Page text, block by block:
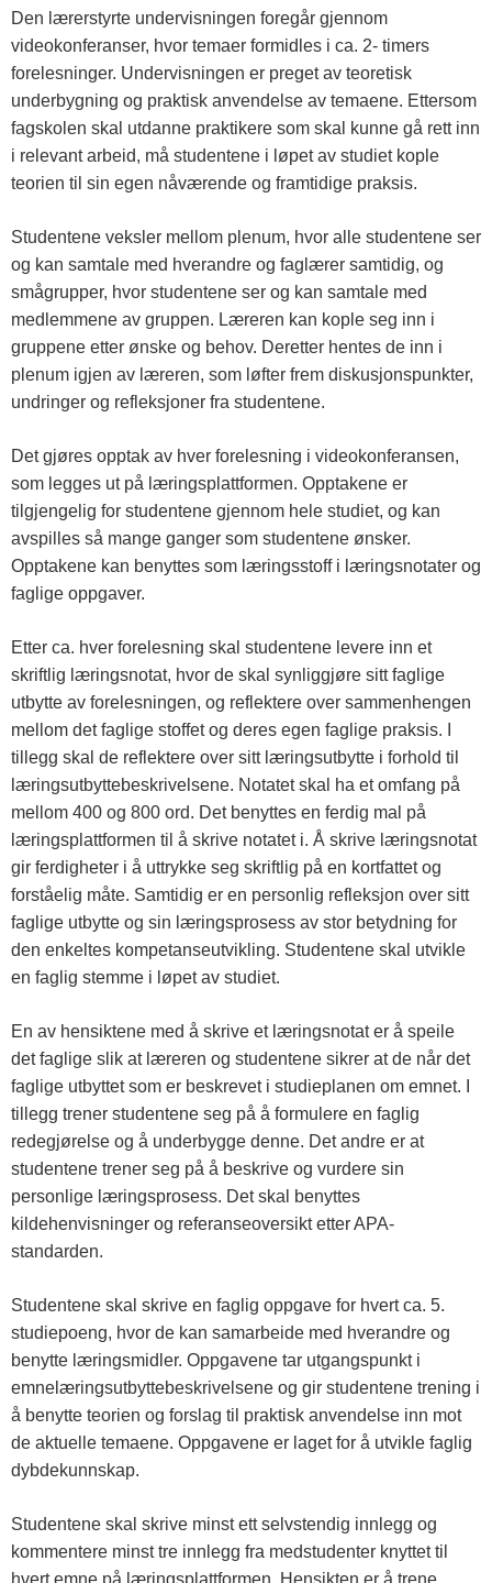
Den lærerstyrte undervisningen foregår gjennom
videokonferanser, hvor temaer formidles i ca. 2- timers
forelesninger. Undervisningen er preget av teoretisk
underbygning og praktisk anvendelse av temaene. Ettersom
fagskolen skal utdanne praktikere som skal kunne gå rett inn
i relevant arbeid, må studentene i løpet av studiet kople
teorien til sin egen nåværende og framtidige praksis.
Studentene veksler mellom plenum, hvor alle studentene ser
og kan samtale med hverandre og faglærer samtidig, og
smågrupper, hvor studentene ser og kan samtale med
medlemmene av gruppen. Læreren kan kople seg inn i
gruppene etter ønske og behov. Deretter hentes de inn i
plenum igjen av læreren, som løfter frem diskusjonspunkter,
undringer og refleksjoner fra studentene.
Det gjøres opptak av hver forelesning i videokonferansen,
som legges ut på læringsplattformen. Opptakene er
tilgjengelig for studentene gjennom hele studiet, og kan
avspilles så mange ganger som studentene ønsker.
Opptakene kan benyttes som læringsstoff i læringsnotater og
faglige oppgaver.
Etter ca. hver forelesning skal studentene levere inn et
skriftlig læringsnotat, hvor de skal synliggjøre sitt faglige
utbytte av forelesningen, og reflektere over sammenhengen
mellom det faglige stoffet og deres egen faglige praksis. I
tillegg skal de reflektere over sitt læringsutbytte i forhold til
læringsutbyttebeskrivelsene. Notatet skal ha et omfang på
mellom 400 og 800 ord. Det benyttes en ferdig mal på
læringsplattformen til å skrive notatet i. Å skrive læringsnotat
gir ferdigheter i å uttrykke seg skriftlig på en kortfattet og
forståelig måte. Samtidig er en personlig refleksjon over sitt
faglige utbytte og sin læringsprosess av stor betydning for
den enkeltes kompetanseutvikling. Studentene skal utvikle
en faglig stemme i løpet av studiet.
En av hensiktene med å skrive et læringsnotat er å speile
det faglige slik at læreren og studentene sikrer at de når det
faglige utbyttet som er beskrevet i studieplanen om emnet. I
tillegg trener studentene seg på å formulere en faglig
redegjørelse og å underbygge denne. Det andre er at
studentene trener seg på å beskrive og vurdere sin
personlige læringsprosess. Det skal benyttes
kildehenvisninger og referanseoversikt etter APA-
standarden.
Studentene skal skrive en faglig oppgave for hvert ca. 5.
studiepoeng, hvor de kan samarbeide med hverandre og
benytte læringsmidler. Oppgavene tar utgangspunkt i
emnelæringsutbyttebeskrivelsene og gir studentene trening i
å benytte teorien og forslag til praktisk anvendelse inn mot
de aktuelle temaene. Oppgavene er laget for å utvikle faglig
dybdekunnskap.
Studentene skal skrive minst ett selvstendig innlegg og
kommentere minst tre innlegg fra medstudenter knyttet til
hvert emne på læringsplattformen. Hensikten er å trene